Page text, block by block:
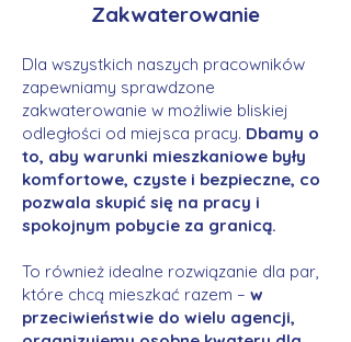
Zakwaterowanie
Dla wszystkich naszych pracowników
zapewniamy sprawdzone
zakwaterowanie w możliwie bliskiej
odległości od miejsca pracy. Dbamy o
to, aby warunki mieszkaniowe były
komfortowe, czyste i bezpieczne, co
pozwala skupić się na pracy i
spokojnym pobycie za granicą.
To również idealne rozwiązanie dla par,
które chcą mieszkać razem – w
przeciwieństwie do wielu agencji,